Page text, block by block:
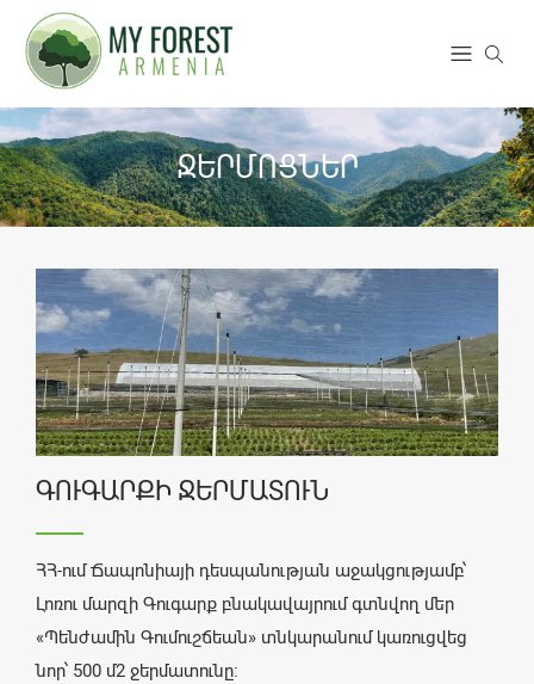
ՋԵՐՄՈՑՆԵՐ
ԳՈՒԳԱՐՔԻ ՋԵՐՄԱՏՈՒՆ
ՀՀ-ում Ճապոնիայի դեսպանության աջակցությամբ՝
Լոռու մարզի Գուգարք բնակավայրում գտնվող մեր
«Պենժամին Գումուշճեան» տնկարանում կառուցվեց
նոր՝ 500 մ2 ջերմատունը։